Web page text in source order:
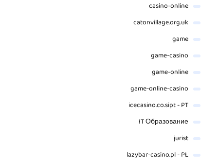
casino-online
catonvillage.org.uk
game
game-casino
game-online
game-online-casino
icecasino.co.sipt - PT
IT Образование
jurist
lazybar-casino.pl - PL